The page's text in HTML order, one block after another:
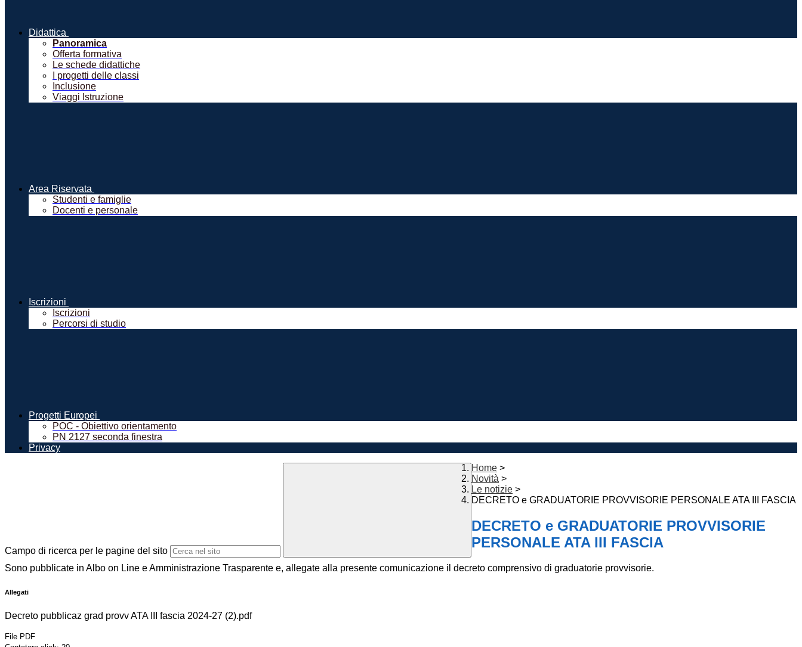
Didattica
Panoramica
Offerta formativa
Le schede didattiche
I progetti delle classi
Inclusione
Viaggi Istruzione
Area Riservata
Studenti e famiglie
Docenti e personale
Iscrizioni
Iscrizioni
Percorsi di studio
Progetti Europei
POC - Obiettivo orientamento
PN 2127 seconda finestra
Privacy
Campo di ricerca per le pagine del sito
Home >
Novità >
Le notizie >
DECRETO e GRADUATORIE PROVVISORIE PERSONALE ATA III FASCIA
DECRETO e GRADUATORIE PROVVISORIE
PERSONALE ATA III FASCIA
Sono pubblicate in Albo on Line e Amministrazione Trasparente e, allegate alla presente comunicazione il decreto comprensivo di graduatorie provvisorie.
Allegati
Decreto pubblicaz grad provv ATA III fascia 2024-27 (2).pdf
File PDF